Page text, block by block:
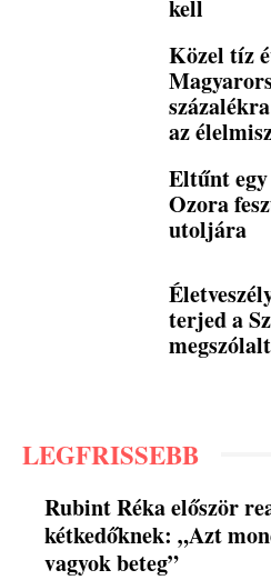
kell
Közel tíz
az
Eltűnt egy
Ozora
utoljára
terjed a
LEGFRISSEBB
Rubint Réka először
kétkedőknek: „Azt
vagyok beteg”